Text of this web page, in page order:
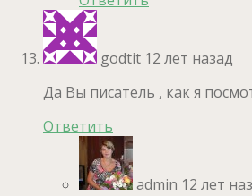
godtit 12 лет назад
Да Вы писатель , как я
Ответить
admin 12 лет